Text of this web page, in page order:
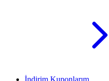
İndirim Kuponlarım